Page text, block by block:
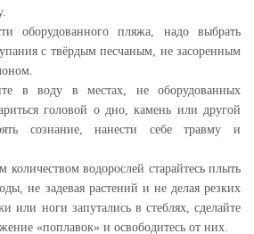
оборудованного пляжа, надо выбрать
с твёрдым песчаным, не засоренным
в воду в местах, не оборудованных
головой о дно, камень или другой
сознание, нанести себе травму и
водорослей старайтесь плыть
не задевая растений и не делая резких
или ноги запутались в стеблях, сделайте
«поплавок» и освободитесь от них.